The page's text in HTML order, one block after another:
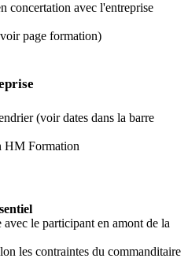
concertation avec l'entreprise
page formation)
(voir dates dans la barre
HM Formation
le participant en amont de la
les contraintes du commanditaire